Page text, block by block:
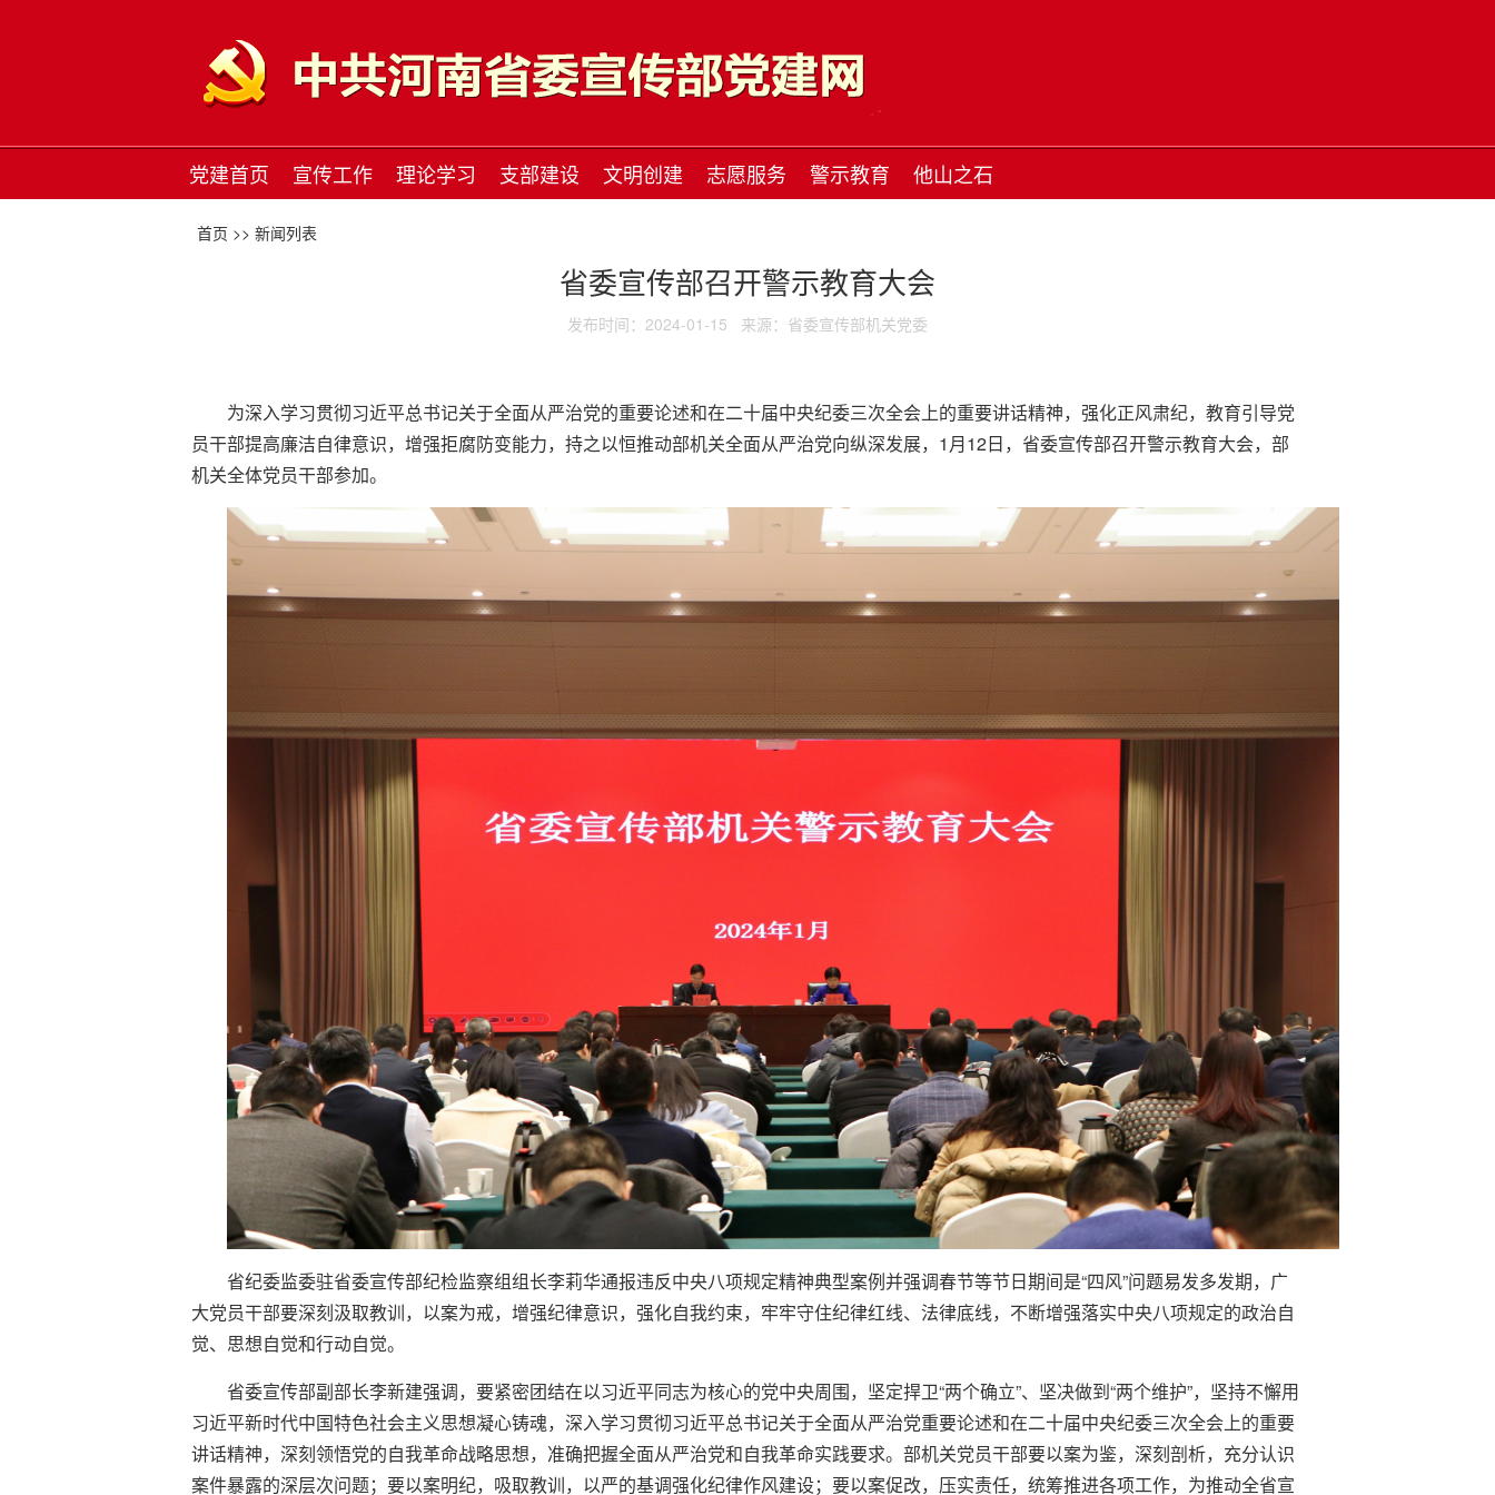
党建首页 宣传工作 理论学习 支部建设 文明创建 志愿服务 警示教育 他山之石
首页 >> 新闻列表
省委宣传部召开警示教育大会
发布时间：2024-01-15 来源：省委宣传部机关党委
为深入学习贯彻习近平总书记关于全面从严治党的重要论述和在二十届中央纪委三次全会上的重要讲话精神，强化正风肃纪，教育引导党
员干部提高廉洁自律意识，增强拒腐防变能力，持之以恒推动部机关全面从严治党向纵深发展，1月12日，省委宣传部召开警示教育大会，部
机关全体党员干部参加。
省纪委监委驻省委宣传部纪检监察组组长李莉华通报违反中央八项规定精神典型案例并强调春节等节日期间是“四风”问题易发多发期，广
大党员干部要深刻汲取教训，以案为戒，增强纪律意识，强化自我约束，牢牢守住纪律红线、法律底线，不断增强落实中央八项规定的政治自
觉、思想自觉和行动自觉。
省委宣传部副部长李新建强调，要紧密团结在以习近平同志为核心的党中央周围，坚定捍卫“两个确立”、坚决做到“两个维护”，坚持不懈用
习近平新时代中国特色社会主义思想凝心铸魂，深入学习贯彻习近平总书记关于全面从严治党重要论述和在二十届中央纪委三次全会上的重要
讲话精神，深刻领悟党的自我革命战略思想，准确把握全面从严治党和自我革命实践要求。部机关党员干部要以案为鉴，深刻剖析，充分认识
案件暴露的深层次问题；要以案明纪，吸取教训，以严的基调强化纪律作风建设；要以案促改，压实责任，统筹推进各项工作，为推动全省宣